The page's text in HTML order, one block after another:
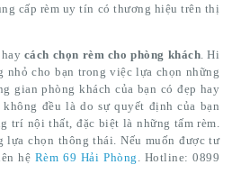
cấp rèm uy tín có thương hiệu trên thị
cách chọn rèm cho phòng khách. Hi
nhỏ cho bạn trong việc lựa chọn những
gian phòng khách của bạn có đẹp hay
đều là do sự quyết định của bạn
trí nội thất, đặc biệt là những tấm rèm.
lựa chọn thông thái. Nếu muốn được tư
hệ Rèm 69 Hải Phòng . Hotline: 0899